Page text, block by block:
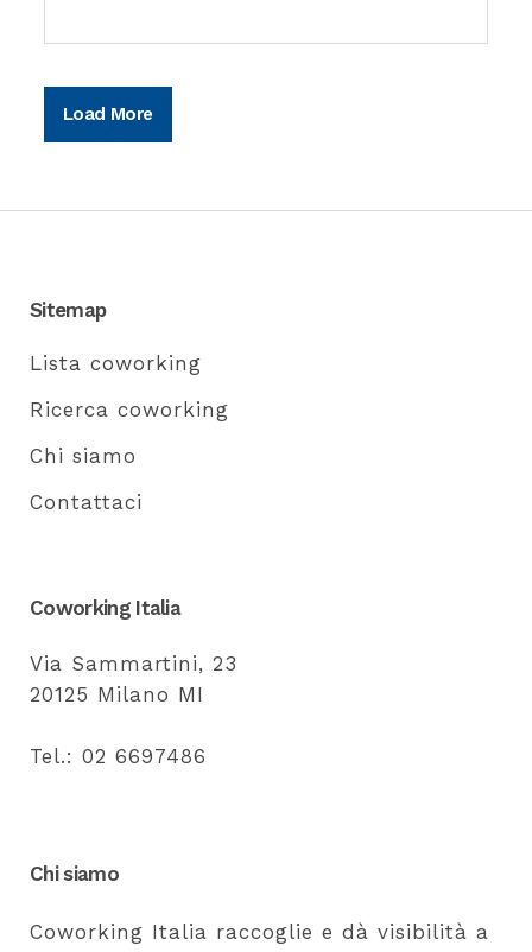
Load More
Sitemap
Lista coworking
Ricerca coworking
Chi siamo
Contattaci
Coworking Italia
Via Sammartini, 23
20125 Milano MI
Tel.: 02 6697486
Chi siamo
Coworking Italia raccoglie e dà visibilità a